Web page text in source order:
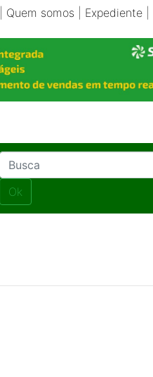
Quem somos Expediente|
Ok